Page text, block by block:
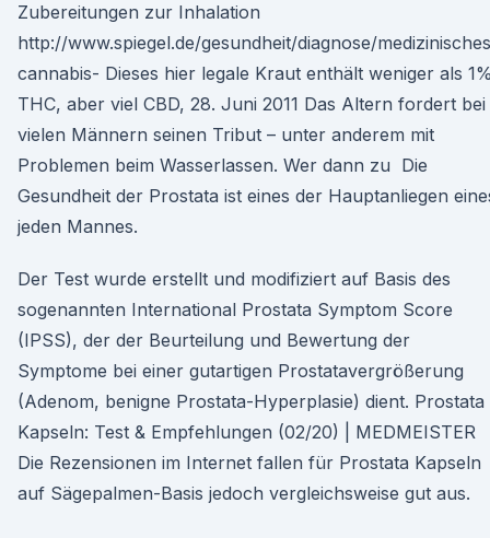
Zubereitungen zur Inhalation
http://www.spiegel.de/gesundheit/diagnose/
cannabis- Dieses hier legale Kraut enthält weniger als
THC, aber viel CBD, 28. Juni 2011 Das Altern fordert bei
vielen Männern seinen Tribut – unter anderem mit
Problemen beim Wasserlassen. Wer dann zu Die
Gesundheit der Prostata ist eines der Hauptanliegen
jeden Mannes.
Der Test wurde erstellt und modifiziert auf Basis des
sogenannten International Prostata Symptom Score
(IPSS), der der Beurteilung und Bewertung der
Symptome bei einer gutartigen Prostatavergrößerung
(Adenom, benigne Prostata-Hyperplasie) dient. Prostata
Kapseln: Test & Empfehlungen (02/20) | MEDMEISTER
Die Rezensionen im Internet fallen für Prostata Kapseln
auf Sägepalmen-Basis jedoch vergleichsweise gut aus.